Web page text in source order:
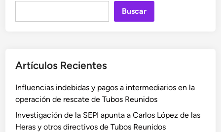
Buscar
Artículos Recientes
Influencias indebidas y pagos a intermediarios en la
operación de rescate de Tubos Reunidos
Investigación de la SEPI apunta a Carlos López de las
Heras y otros directivos de Tubos Reunidos